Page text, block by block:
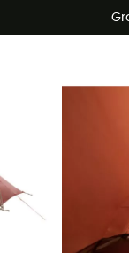
Zomeraanbiedingen